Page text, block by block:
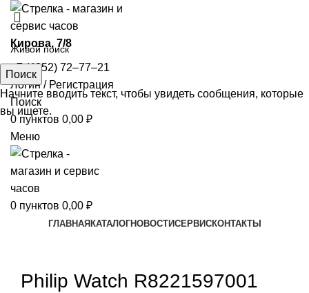
​Кирова, 7/8
+7 (4852) 72‒77‒21
Логин / Регистрация
Поиск
0 пунктов 0,00 ₽
Меню
0 пунктов 0,00 ₽
ГЛАВНАЯ КАТАЛОГНОВОСТИСЕРВИСКОНТАКТЫ
Philip Watch R8221597001
Поиск
Начните вводить текст, чтобы увидеть сообщения, которые
вы ищете.